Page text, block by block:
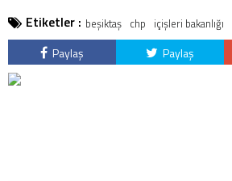
Etiketler : beşiktaş chp içişleri bakanlığı
Paylaş Paylaş